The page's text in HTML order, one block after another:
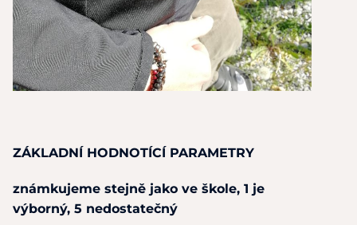
ZÁKLADNÍ HODNOTÍCÍ PARAMETRY
známkujeme stejně jako ve škole, 1 je
výborný, 5 nedostatečný